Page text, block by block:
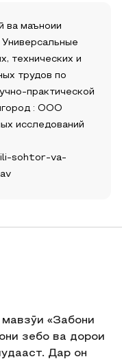
ва маъноии
технических и
трудов по
практической
: ООО
исследований
sohtor-va-
«Забони
зебо ва дорои
Дар он